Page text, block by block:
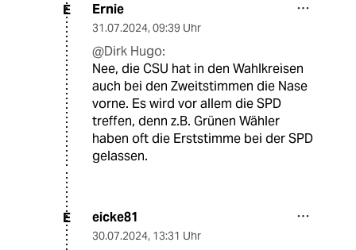
E Ernie
31.07.2024, 09:39 Uhr
@Dirk Hugo:
Nee, die CSU hat in den Wahlkreisen
auch bei den Zweitstimmen die Nase
vorne. Es wird vor allem die SPD
treffen, denn z.B. Grünen Wähler
haben oft die Erststimme bei der SPD
gelassen.
E eicke81
30.07.2024, 13:31 Uhr